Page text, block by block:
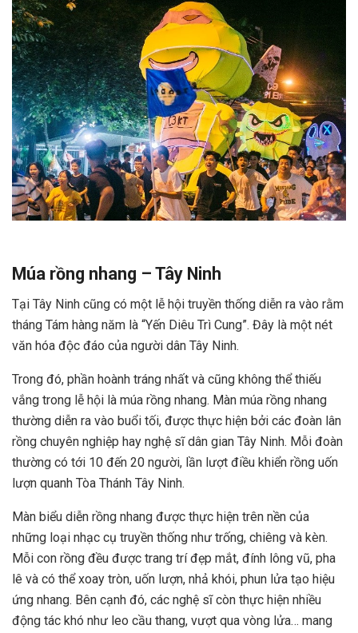
Múa rồng nhang – Tây Ninh
Tại Tây Ninh cũng có một lễ hội truyền thống diễn ra vào rằm
tháng Tám hàng năm là “Yến Diêu Trì Cung”. Đây là một nét
văn hóa độc đáo của người dân Tây Ninh.
Trong đó, phần hoành tráng nhất và cũng không thể thiếu
vắng trong lễ hội là múa rồng nhang. Màn múa rồng nhang
thường diễn ra vào buổi tối, được thực hiện bởi các đoàn lân
rồng chuyên nghiệp hay nghệ sĩ dân gian Tây Ninh. Mỗi đoàn
thường có tới 10 đến 20 người, lần lượt điều khiển rồng uốn
lượn quanh Tòa Thánh Tây Ninh.
Màn biểu diễn rồng nhang được thực hiện trên nền của
những loại nhạc cụ truyền thống như trống, chiêng và kèn.
Mỗi con rồng đều được trang trí đẹp mắt, đính lông vũ, pha
lê và có thể xoay tròn, uốn lượn, nhả khói, phun lửa tạo hiệu
ứng nhang. Bên cạnh đó, các nghệ sĩ còn thực hiện nhiều
động tác khó như leo cầu thang, vượt qua vòng lửa… mang